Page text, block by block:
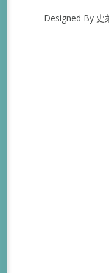
Designed By 史